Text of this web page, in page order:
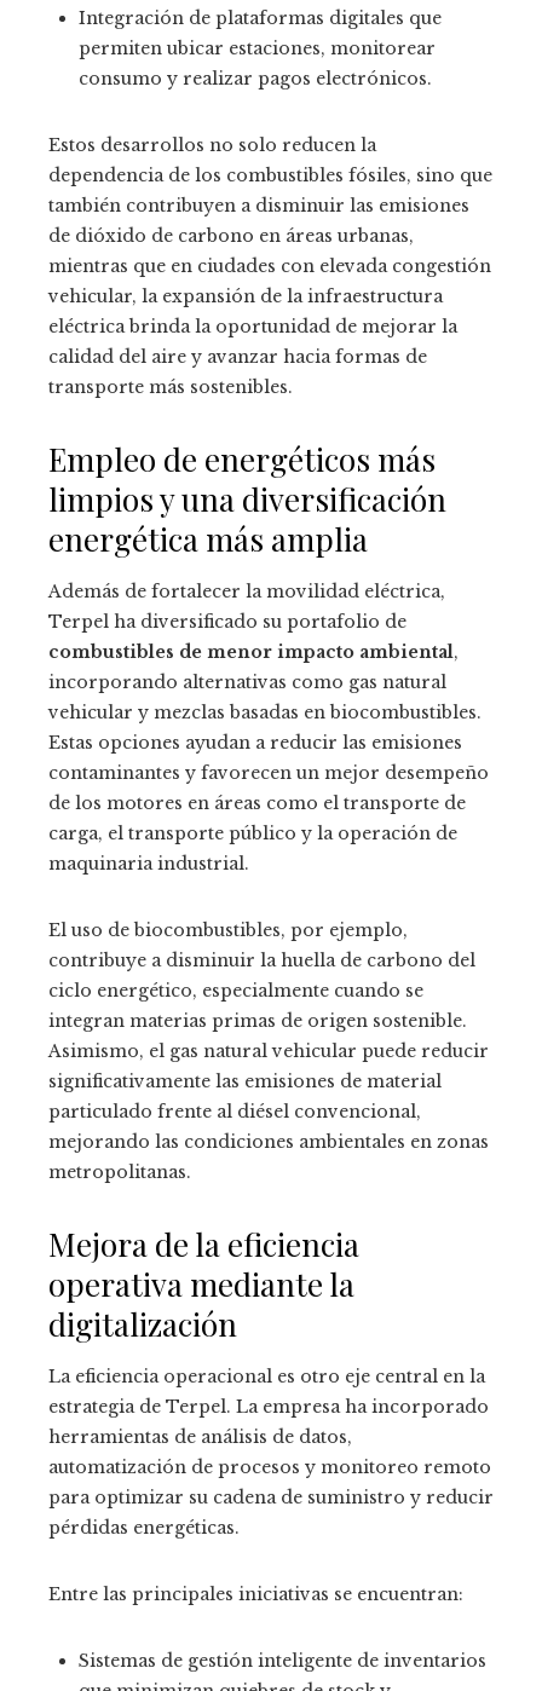
Integración de plataformas digitales que
permiten ubicar estaciones, monitorear
consumo y realizar pagos electrónicos.
Estos desarrollos no solo reducen la
dependencia de los combustibles fósiles, sino que
también contribuyen a disminuir las emisiones
de dióxido de carbono en áreas urbanas,
mientras que en ciudades con elevada congestión
vehicular, la expansión de la infraestructura
eléctrica brinda la oportunidad de mejorar la
calidad del aire y avanzar hacia formas de
transporte más sostenibles.
Empleo de energéticos más
limpios y una diversificación
energética más amplia
Además de fortalecer la movilidad eléctrica,
Terpel ha diversificado su portafolio de
combustibles de menor impacto ambiental,
incorporando alternativas como gas natural
vehicular y mezclas basadas en biocombustibles.
Estas opciones ayudan a reducir las emisiones
contaminantes y favorecen un mejor desempeño
de los motores en áreas como el transporte de
carga, el transporte público y la operación de
maquinaria industrial.
El uso de biocombustibles, por ejemplo,
contribuye a disminuir la huella de carbono del
ciclo energético, especialmente cuando se
integran materias primas de origen sostenible.
Asimismo, el gas natural vehicular puede reducir
significativamente las emisiones de material
particulado frente al diésel convencional,
mejorando las condiciones ambientales en zonas
metropolitanas.
Mejora de la eficiencia
operativa mediante la
digitalización
La eficiencia operacional es otro eje central en la
estrategia de Terpel. La empresa ha incorporado
herramientas de análisis de datos,
automatización de procesos y monitoreo remoto
para optimizar su cadena de suministro y reducir
pérdidas energéticas.
Entre las principales iniciativas se encuentran:
Sistemas de gestión inteligente de inventarios